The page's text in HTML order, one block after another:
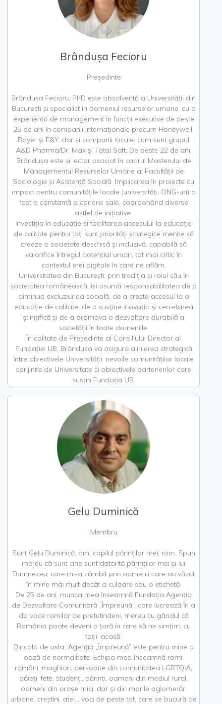
Brândușa Fecioru
Președinte
Brândușa Fecioru, PhD este absolventă a Universității din
București și specialist în domeniul resurselor umane, cu o
experiență de management în funcții executive de peste
25 de ani în companii internaționale precum Honeywell,
Bayer și E&Y, dar și companii locale, cum sunt grupul
A&D Pharma/Dr. Max și Total Soft. De peste 22 de ani,
Brândușa este și lector asociat în cadrul Masterului de
Managementul Resurselor Umane al Facultății de
Sociologie și Asistență Socială. Implicarea în proiecte cu
impact pentru comunitățile locale (universități, ONG-uri) a
fost o constantă a carierei sale, coordonând diverse
astfel de inițiative.
Investiția în educație și facilitarea accesului la educație
de calitate pentru toți sunt priorități strategice menite să
creeze o societate deschisă și incluzivă, capabilă să
valorifice întregul potențial uman, tot mai critic în
contextul erei digitale în care ne aflăm.
Universitatea din București, prin tradiția și rolul său în
societatea românească, își asumă responsabilitatea de a
diminua excluziunea socială, de a crește accesul la o
educație de calitate, de a susține inovația și cercetarea
științifică și de a promova o dezvoltare durabilă a
societății în toate domeniile.
În calitate de Președinte al Consiliului Director al
Fundației UB, Brândușa va asigura alinierea strategică
între obiectivele Universității, nevoile comunităților locale
sprijinite de Universitate și obiectivele partenerilor care
susțin Fundația UB.
Gelu Duminică
Membru
Sunt Gelu Duminică, om, copilul părinților mei, rom. Spun
mereu că sunt cine sunt datorită părinților mei și lui
Dumnezeu, care mi-a zâmbit prin oamenii care au văzut
în mine mai mult decât o culoare sau o etichetă.
De 25 de ani, munca mea înseamnă Fundația Agenția
de Dezvoltare Comunitară „Împreună”, care lucrează în a
da voce romilor de pretutindeni, mereu cu gândul că
România poate deveni o țară în care să ne simțim, cu
toții, acasă.
Dincolo de asta, Agenția „Împreună” este pentru mine o
oază de normalitate. Echipa mea înseamnă romi,
români, maghiari, persoane din comunitatea LGBTQIA,
băieți, fete, studenți, părinți, oameni din mediul rural,
oameni din orașe mici, dar și din marile aglomerări
urbane, creștini, atei... voci de peste tot, care se bucură de